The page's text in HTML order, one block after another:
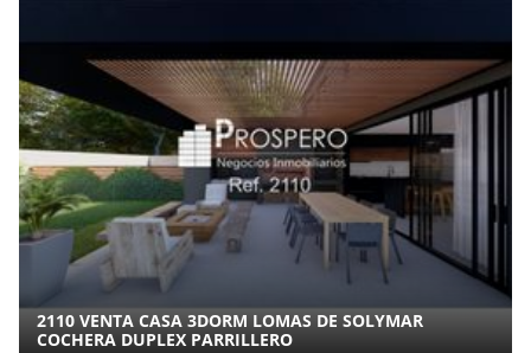
2110 VENTA CASA 3DORM LOMAS DE SOLYMAR
COCHERA DUPLEX PARRILLERO